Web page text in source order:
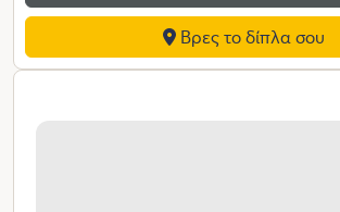
Βρες το δίπλα σου